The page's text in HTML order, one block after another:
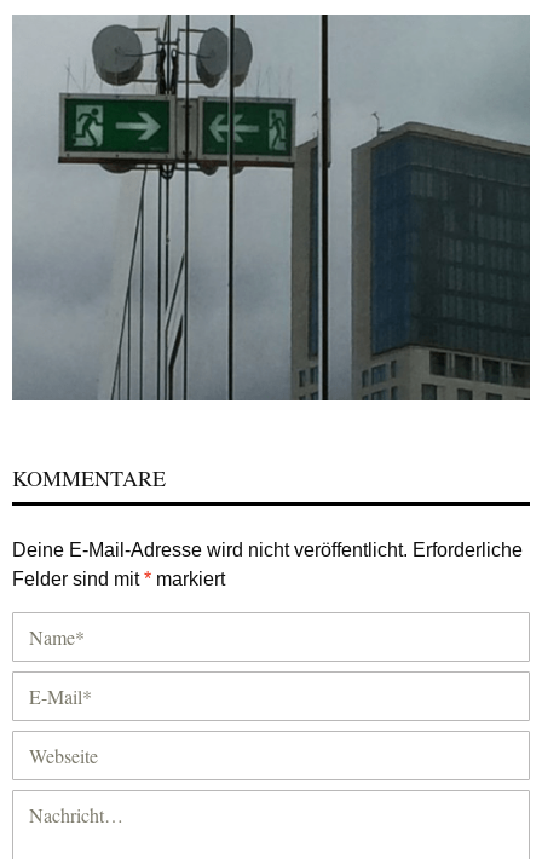
KOMMENTARE
Deine E-Mail-Adresse wird nicht veröffentlicht. Erforderliche
Felder sind mit* markiert